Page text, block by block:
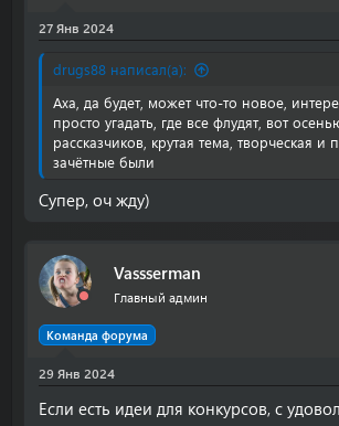
27 Янв 2024
drugs88 написал(а):
Аха, да будет, может что-то новое,
просто угадать, где все флудят, вот
рассказчиков, крутая тема, творческая и
зачётные были
Супер, оч жду)
Vassserman
Главный админ
Команда форума
29 Янв 2024
Если есть идеи для конкурсов, с